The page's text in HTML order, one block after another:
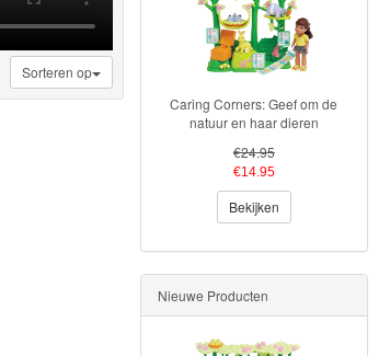
Sorteren op
Caring Corners: Geef om de
natuur en haar dieren
€24.95
€14.95
Bekijken
Nieuwe Producten